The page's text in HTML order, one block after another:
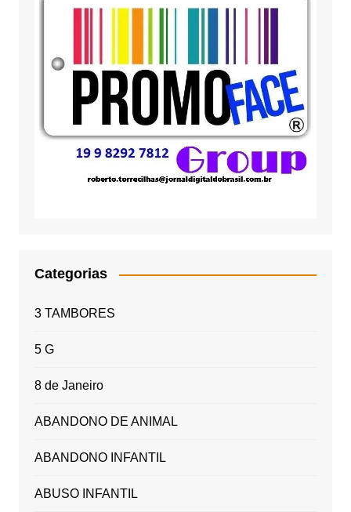
Categorias
3 TAMBORES
5 G
8 de Janeiro
ABANDONO DE ANIMAL
ABANDONO INFANTIL
ABUSO INFANTIL